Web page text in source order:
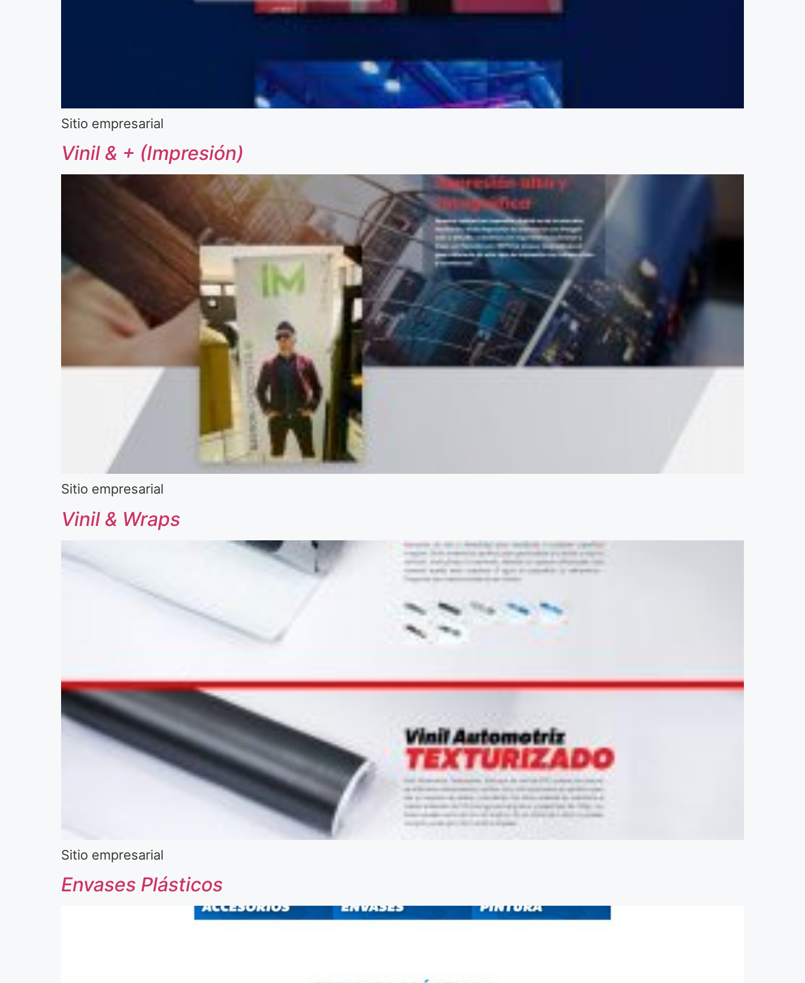
Sitio empresarial
Vinil & + (Impresión)
Sitio empresarial
Vinil & Wraps
Sitio empresarial
Envases Plásticos